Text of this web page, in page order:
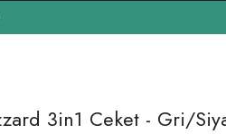
3in1 Ceket - Gri/